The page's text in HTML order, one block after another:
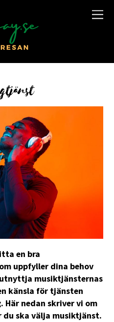
en bra
uppfyller dina behov
musiktjänsternas
känsla för tjänsten
Här nedan skriver vi om
du ska välja musiktjänst.